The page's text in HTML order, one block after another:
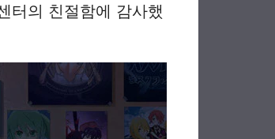
터의 친절함에 감사했